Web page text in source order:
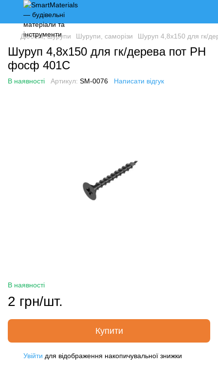
Дюбелі, шурупи Шурупи, саморізи Шуруп 4,8х150 для гк/
Шуруп 4,8х150 для гк/дерева пот PH
фосф 401C
В наявності Артикул: SM-0076 Написати відгук
В наявності
2 грн/шт.
Купити
Увійти для відображення накопичувальної знижки